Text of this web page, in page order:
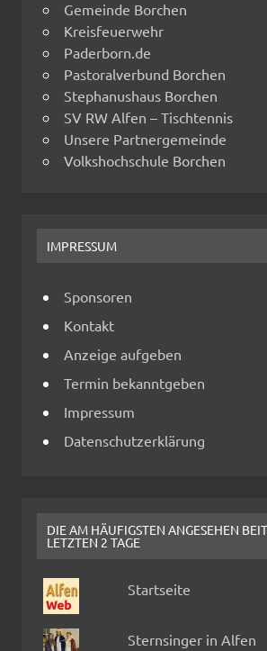
Gemeinde Borchen
Kreisfeuerwehr
Paderborn.de
Pastoralverbund Borchen
Stephanushaus Borchen
SV RW Alfen – Tischtennis
Unsere Partnergemeinde
Volkshochschule Borchen
IMPRESSUM
Sponsoren
Kontakt
Anzeige aufgeben
Termin bekanntgeben
Impressum
Datenschutzerklärung
DIE AM HÄUFIGSTEN ANGESEHEN
LETZTEN 2 TAGE
Startseite
Sternsinger in Alfen